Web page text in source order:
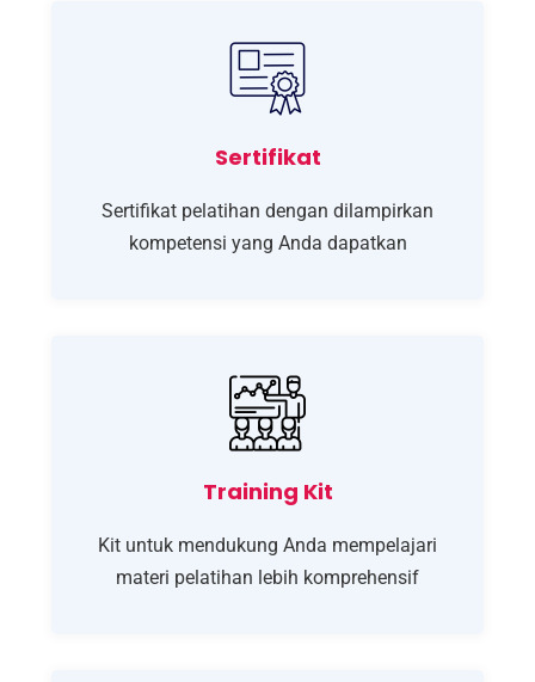
Sertifikat
Sertifikat pelatihan dengan dilampirkan
kompetensi yang Anda dapatkan
Training Kit
Kit untuk mendukung Anda mempelajari
materi pelatihan lebih komprehensif